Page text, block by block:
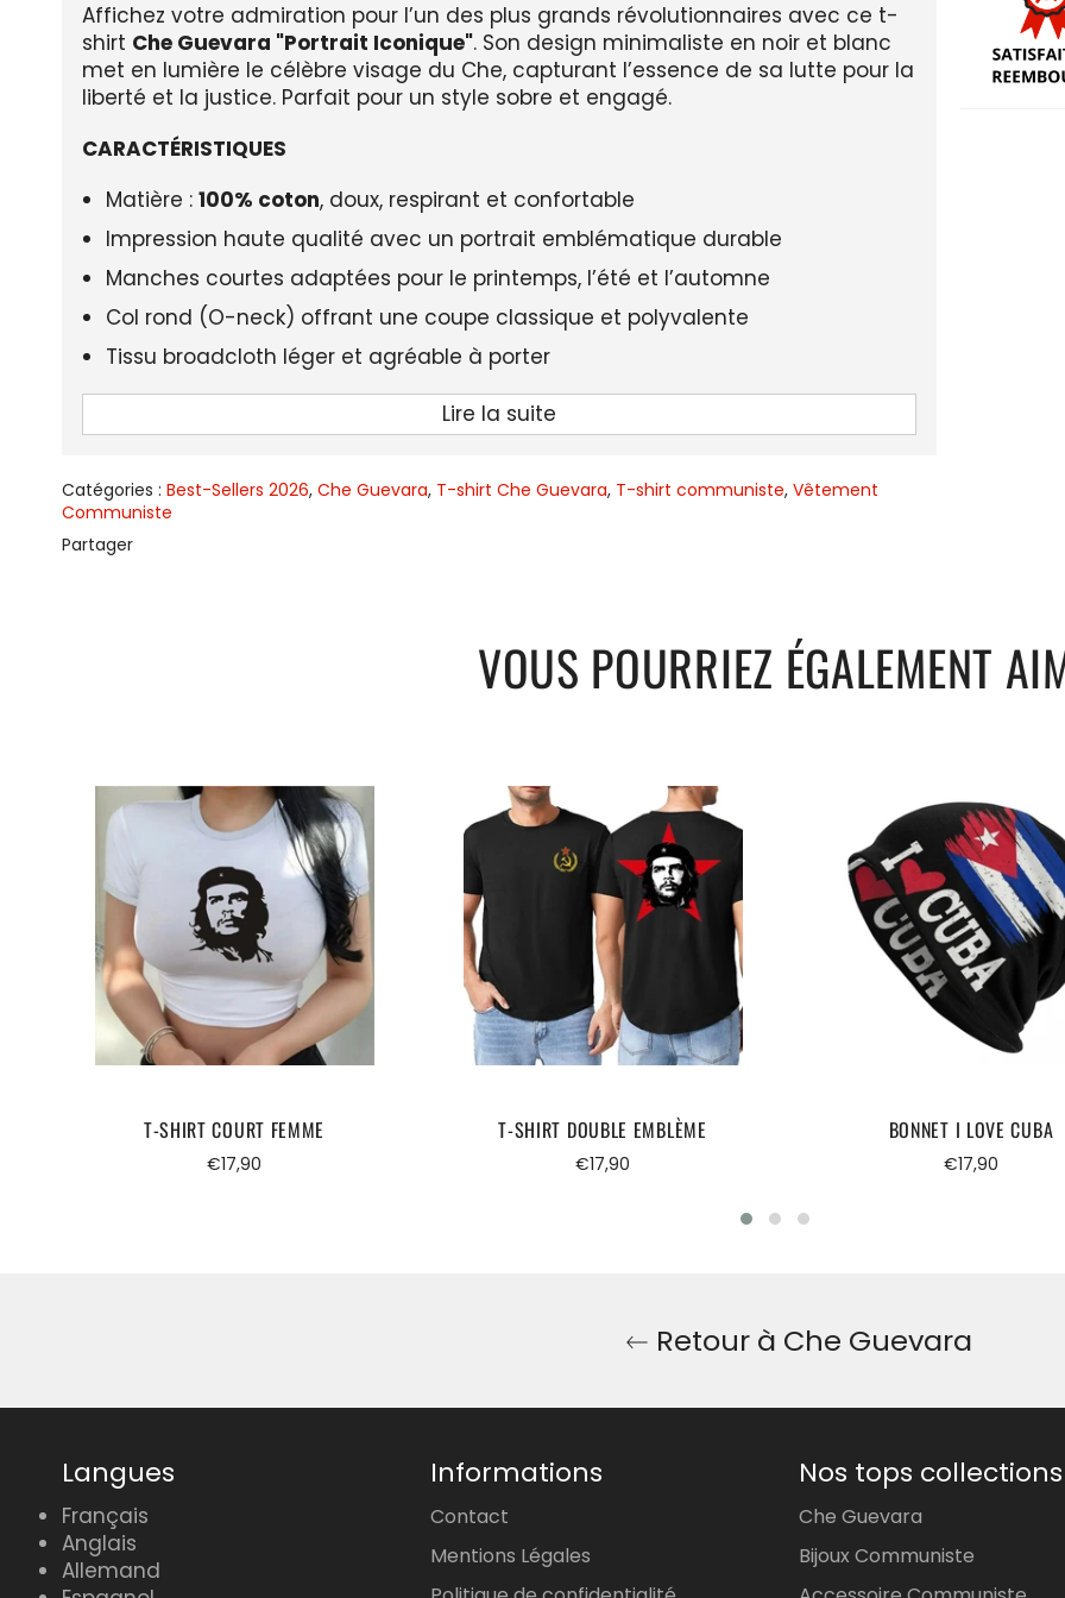
Affichez votre admiration pour l’un des plus grands révolutionnaires avec ce t-
shirt Che Guevara "Portrait Iconique". Son design minimaliste en noir et blanc
met en lumière le célèbre visage du Che, capturant l’essence de sa lutte pour la
liberté et la justice. Parfait pour un style sobre et engagé.
CARACTÉRISTIQUES
Matière : 100% coton, doux, respirant et confortable
Impression haute qualité avec un portrait emblématique durable
Manches courtes adaptées pour le printemps, l’été et l’automne
Col rond (O-neck) offrant une coupe classique et polyvalente
Tissu broadcloth léger et agréable à porter
Design unisexe, idéal pour hommes et femmes
Style casual intemporel, parfait pour un look engagé et discret
Lire la suite
Catégories : Best-Sellers 2026, Che Guevara, T-shirt Che Guevara, T-shirt communiste, Vêtement
Communiste
Partager
VOUS POURRIEZ ÉGALEMENT
T-SHIRT COURT FEMME
Prix
€17,90
T-SHIRT DOUBLE EMBLÈME
Prix
€17,90
BONNET I LOVE CUBA
Prix
€17,90
Retour à Che Guevara
Langues
Français
Anglais
Allemand
Informations
Contact
Mentions Légales
Nos tops collections
Che Guevara
Bijoux Communiste